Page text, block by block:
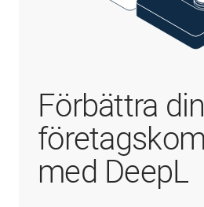
Förbättra din
med DeepL